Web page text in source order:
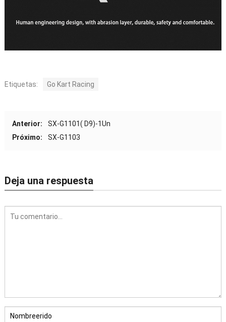
Etiquetas: Go Kart Racing
Anterior:
SX-G1101( D9)-1Un
Próximo:
SX-G1103
Deja una respuesta